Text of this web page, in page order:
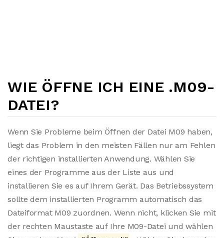
WIE ÖFFNE ICH EINE .M09-
DATEI?
Wenn Sie Probleme beim Öffnen der Datei M09 haben,
liegt das Problem in den meisten Fällen nur am Fehlen
der richtigen installierten Anwendung. Wählen Sie
eines der Programme aus der Liste aus und
installieren Sie es auf Ihrem Gerät. Das Betriebssystem
sollte dem installierten Programm automatisch das
Dateiformat M09 zuordnen. Wenn nicht, klicken Sie mit
der rechten Maustaste auf Ihre M09-Datei und wählen